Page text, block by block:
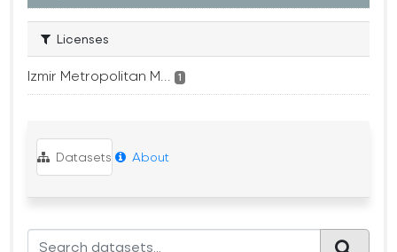
Licenses
Izmir Metropolitan M... 1
Datasets About